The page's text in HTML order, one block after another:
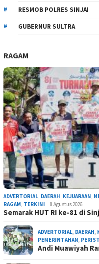
RESMOB POLRES SINJAI
GUBERNUR SULTRA
RAGAM
ADVERTORIAL DAERAH KEJUARAAN
RAGAM TERKINI 8 Agustus 2026
Semarak HUT RI ke-81 di
ADVERTORIAL DAERAH
PEMERINTAHAN
Andi Muawiyah